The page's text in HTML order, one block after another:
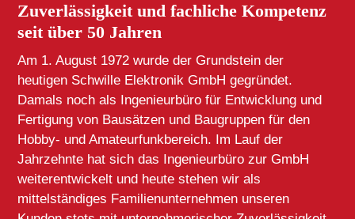
Zuverlässigkeit und fachliche Kompetenz
seit über 50 Jahren
Am 1. August 1972 wurde der Grundstein der
heutigen Schwille Elektronik GmbH gegründet.
Damals noch als Ingenieurbüro für Entwicklung und
Fertigung von Bausätzen und Baugruppen für den
Hobby- und Amateurfunkbereich. Im Lauf der
Jahrzehnte hat sich das Ingenieurbüro zur GmbH
weiterentwickelt und heute stehen wir als
mittelständiges Familienunternehmen unseren